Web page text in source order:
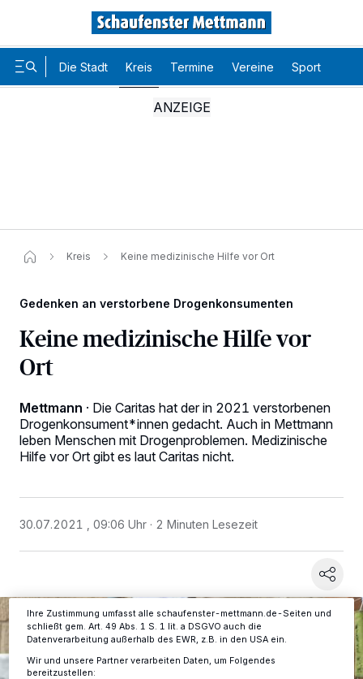
Die Stadt Kreis Termine Vereine Sport
Kreis Keine medizinische Hilfe vor Ort
Gedenken an verstorbene Drogenkonsumenten
Keine medizinische Hilfe vor
Ort
Mettmann · Die Caritas hat der in 2021 verstorbenen
Drogenkonsument*innen gedacht. Auch in Mettmann
leben Menschen mit Drogenproblemen. Medizinische
Hilfe vor Ort gibt es laut Caritas nicht.
30.07.2021 , 09:06 Uhr 2 Minuten Lesezeit
Wir und unsere
-Partner speichern und greifen auf
personenbezogene Daten wie Browserdaten oder eindeutige
verarbeiten Daten, um Ihnen Dienste bereitzustellen“ aufgeführten
Anzeigen möglicherweise nicht mehr so relevant für Sie. Sie können
ändern oder Ihre Einwilligung zu widerrufen, indem Sie auf den Link
Ihre Zustimmung umfasst alle schaufenster-mettmann.de-Seiten und
schließt gem. Art. 49 Abs. 1 S. 1 lit. a DSGVO auch die
Datenverarbeitung außerhalb des EWR, z.B. in den USA ein.
Wir und unsere Partner verarbeiten Daten, um Folgendes
bereitzustellen: